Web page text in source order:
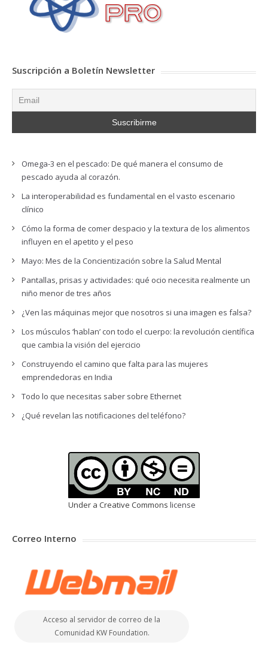
Suscripción a Boletín Newsletter
Omega-3 en el pescado: De qué manera el consumo de
pescado ayuda al corazón.
La interoperabilidad es fundamental en el vasto escenario
clínico
Cómo la forma de comer despacio y la textura de los alimentos
influyen en el apetito y el peso
Mayo: Mes de la Concientización sobre la Salud Mental
Pantallas, prisas y actividades: qué ocio necesita realmente un
niño menor de tres años
¿Ven las máquinas mejor que nosotros si una imagen es falsa?
Los músculos ‘hablan’ con todo el cuerpo: la revolución científica
que cambia la visión del ejercicio
Construyendo el camino que falta para las mujeres
emprendedoras en India
Todo lo que necesitas saber sobre Ethernet
¿Qué revelan las notificaciones del teléfono?
Under a Creative Commons license
Correo Interno
Acceso al servidor de correo de la
Comunidad KW Foundation.